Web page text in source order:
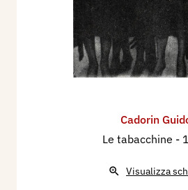
1922 - XIII Esposizione
della Città di Venezia,
1922 - XIII Esposizione
a Venezia, "Fontana in
Cadorin
Le tabacchine -
Visualizza